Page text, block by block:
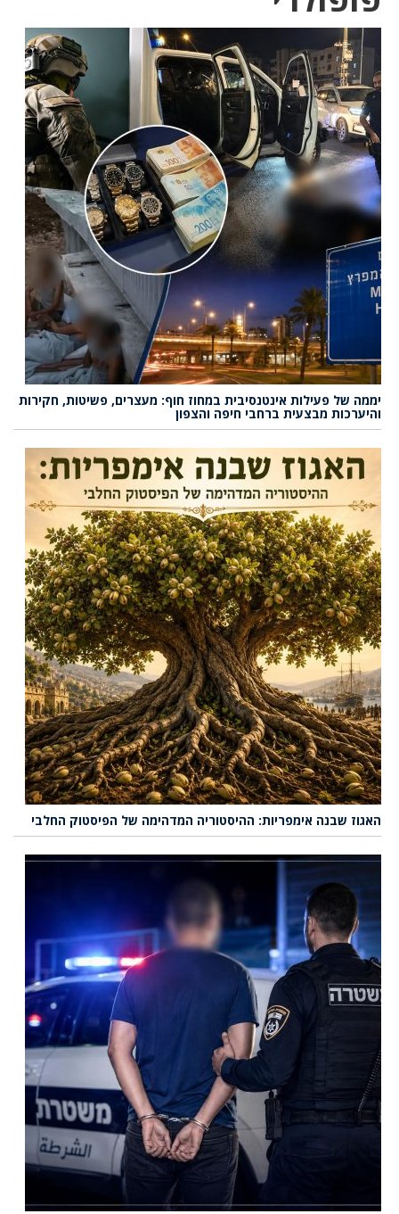
יממה של פעילות אינטנסיבית במחוז חוף: מעצרים, פשיטות, חקירות
והיערכות מבצעית ברחבי חיפה והצפון
האגוז שבנה אימפריות: ההיסטוריה המדהימה של הפיסטוק החלבי